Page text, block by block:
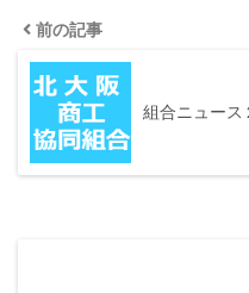
前の記事
組合ニュース